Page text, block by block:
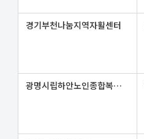
경기부천나눔지역자활센터
광명시립하안노인종합복지관